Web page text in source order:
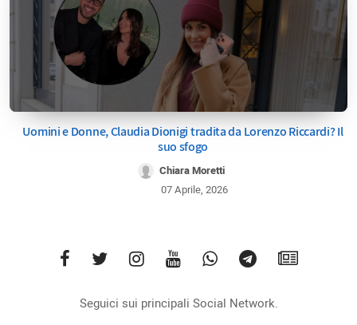
Uomini e Donne, Claudia Dionigi tradita da Lorenzo Riccardi? Il
suo sfogo
Chiara Moretti
07 Aprile, 2026
Seguici sui principali Social Network.